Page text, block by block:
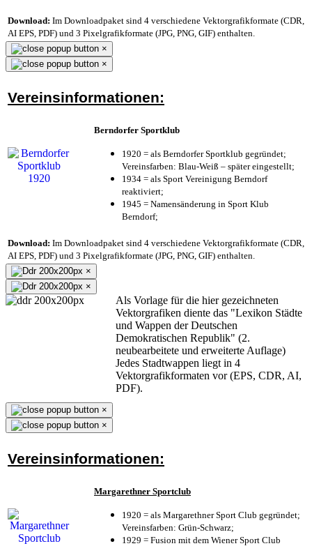
Download: Im Downloadpaket sind 4 verschiedene Vektorgrafikformate (CDR,
AI EPS, PDF) und 3 Pixelgrafikformate (JPG, PNG, GIF) enthalten.
×
×
Vereinsinformationen:
Berndorfer Sportklub
1920 = als Berndorfer Sportklub gegründet;
Vereinsfarben: Blau-Weiß – später eingestellt;
1934 = als Sport Vereinigung Berndorf
reaktiviert;
1945 = Namensänderung in Sport Klub
Berndorf;
Download: Im Downloadpaket sind 4 verschiedene Vektorgrafikformate (CDR,
AI EPS, PDF) und 3 Pixelgrafikformate (JPG, PNG, GIF) enthalten.
×
×
Als Vorlage für die hier gezeichneten
Vektorgrafiken diente das "Lexikon Städte
und Wappen der Deutschen
Demokratischen Republik" (2.
neubearbeitete und erweiterte Auflage)
Jedes Stadtwappen liegt in 4
Vektorgrafikformaten vor (EPS, CDR, AI,
PDF).
×
×
Vereinsinformationen:
Margarethner Sportclub
1920 = als Margarethner Sport Club gegründet;
Vereinsfarben: Grün-Schwarz;
1929 = Fusion mit dem Wiener Sport Club